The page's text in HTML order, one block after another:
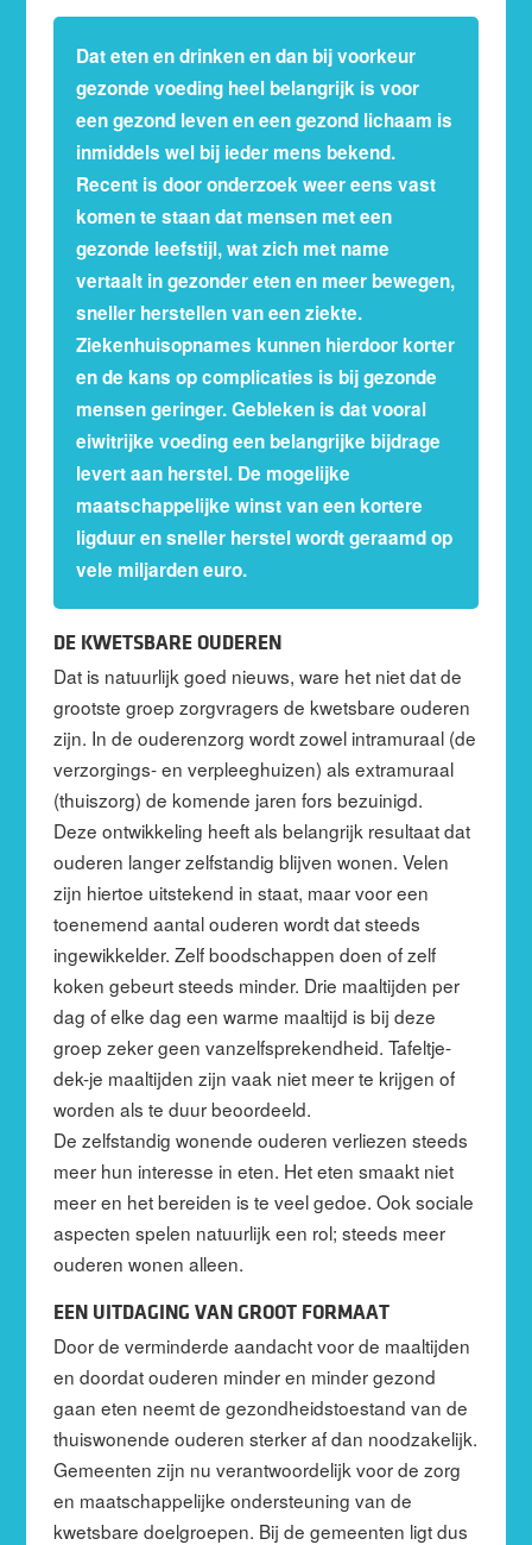
Dat eten en drinken en dan bij voorkeur
gezonde voeding heel belangrijk is voor
een gezond leven en een gezond lichaam is
inmiddels wel bij ieder mens bekend.
Recent is door onderzoek weer eens vast
komen te staan dat mensen met een
gezonde leefstijl, wat zich met name
vertaalt in gezonder eten en meer bewegen,
sneller herstellen van een ziekte.
Ziekenhuisopnames kunnen hierdoor korter
en de kans op complicaties is bij gezonde
mensen geringer. Gebleken is dat vooral
eiwitrijke voeding een belangrijke bijdrage
levert aan herstel. De mogelijke
maatschappelijke winst van een kortere
ligduur en sneller herstel wordt geraamd op
vele miljarden euro.
DE KWETSBARE OUDEREN
Dat is natuurlijk goed nieuws, ware het niet dat de
grootste groep zorgvragers de kwetsbare ouderen
zijn. In de ouderenzorg wordt zowel intramuraal (de
verzorgings- en verpleeghuizen) als extramuraal
(thuiszorg) de komende jaren fors bezuinigd.
Deze ontwikkeling heeft als belangrijk resultaat dat
ouderen langer zelfstandig blijven wonen. Velen
zijn hiertoe uitstekend in staat, maar voor een
toenemend aantal ouderen wordt dat steeds
ingewikkelder. Zelf boodschappen doen of zelf
koken gebeurt steeds minder. Drie maaltijden per
dag of elke dag een warme maaltijd is bij deze
groep zeker geen vanzelfsprekendheid. Tafeltje-
dek-je maaltijden zijn vaak niet meer te krijgen of
worden als te duur beoordeeld.
De zelfstandig wonende ouderen verliezen steeds
meer hun interesse in eten. Het eten smaakt niet
meer en het bereiden is te veel gedoe. Ook sociale
aspecten spelen natuurlijk een rol; steeds meer
ouderen wonen alleen.
EEN UITDAGING VAN GROOT FORMAAT
Door de verminderde aandacht voor de maaltijden
en doordat ouderen minder en minder gezond
gaan eten neemt de gezondheidstoestand van de
thuiswonende ouderen sterker af dan noodzakelijk.
Gemeenten zijn nu verantwoordelijk voor de zorg
en maatschappelijke ondersteuning van de
kwetsbare doelgroepen. Bij de gemeenten ligt dus